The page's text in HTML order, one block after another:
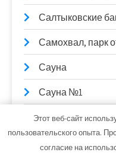
Салтыковские
Самохвал, парк
Сауна
Сауна №1
Сауна на Кирова
Этот веб-сайт
пользовательского опыта.
согласие на